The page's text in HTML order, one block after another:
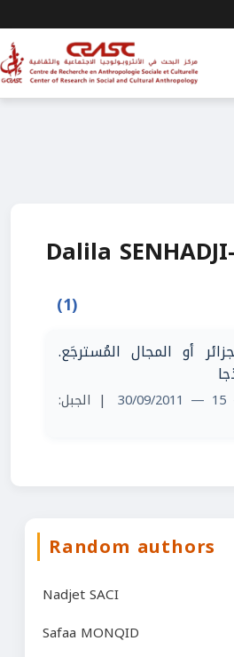
Dalila
(1)
أو المجال المُسترجَع.
| الجبل:
Random authors
Nadjet SACI
Safaa MONQID